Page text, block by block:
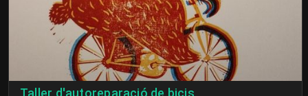
Taller d'autoreparació de bicis